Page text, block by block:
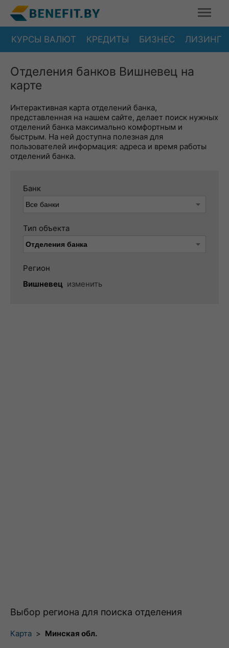
КУРСЫ ВАЛЮТ КРЕДИТЫ БИЗНЕС ЛИЗИНГ
Отделения банков Вишневец на
карте
Интерактивная карта отделений банка,
представленная на нашем сайте, делает поиск нужных
отделений банка максимально комфортным и
быстрым. На ней доступна полезная для
пользователей информация: адреса и время работы
отделений банка.
Банк
Тип объекта
Регион
Вишневец изменить
Выбор региона для поиска отделения
Карта > Минская обл.